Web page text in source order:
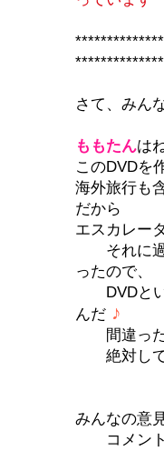
さて、みん
ももたんは
このDVDを
海外旅行も
だから
エスカレー
それに過
ったので
DVDとい
んだ ♪
間違った
絶対して
みんなの意
コメント